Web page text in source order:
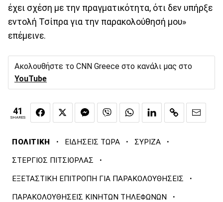
έχει σχέση με την πραγματικότητα, ότι δεν υπήρξε
εντολή Τσίπρα για την παρακολούθησή μου»
επέμεινε.
Ακολουθήστε το CNN Greece στο κανάλι μας στο
YouTube
41
SHARES
ΠΟΛΙΤΙΚΗ · ΕΙΔΗΣΕΙΣ ΤΩΡΑ · ΣΥΡΙΖΑ ·
ΣΤΕΡΓΙΟΣ ΠΙΤΣΙΟΡΛΑΣ ·
ΕΞΕΤΑΣΤΙΚΗ ΕΠΙΤΡΟΠΗ ΓΙΑ ΠΑΡΑΚΟΛΟΥΘΗΣΕΙΣ ·
ΠΑΡΑΚΟΛΟΥΘΗΣΕΙΣ ΚΙΝΗΤΩΝ ΤΗΛΕΦΩΝΩΝ ·